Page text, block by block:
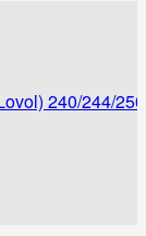
240/244/